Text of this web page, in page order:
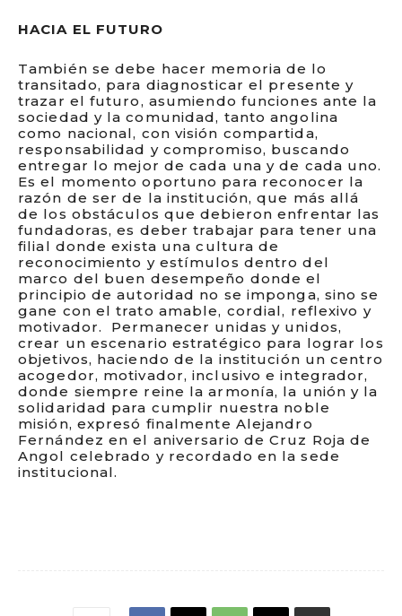
HACIA EL FUTURO
También se debe hacer memoria de lo
transitado, para diagnosticar el presente y
trazar el futuro, asumiendo funciones ante la
sociedad y la comunidad, tanto angolina
como nacional, con visión compartida,
responsabilidad y compromiso, buscando
entregar lo mejor de cada una y de cada uno.
Es el momento oportuno para reconocer la
razón de ser de la institución, que más allá
de los obstáculos que debieron enfrentar las
fundadoras, es deber trabajar para tener una
filial donde exista una cultura de
reconocimiento y estímulos dentro del
marco del buen desempeño donde el
principio de autoridad no se imponga, sino se
gane con el trato amable, cordial, reflexivo y
motivador. Permanecer unidas y unidos,
crear un escenario estratégico para lograr los
objetivos, haciendo de la institución un centro
acogedor, motivador, inclusivo e integrador,
donde siempre reine la armonía, la unión y la
solidaridad para cumplir nuestra noble
misión, expresó finalmente Alejandro
Fernández en el aniversario de Cruz Roja de
Angol celebrado y recordado en la sede
institucional.